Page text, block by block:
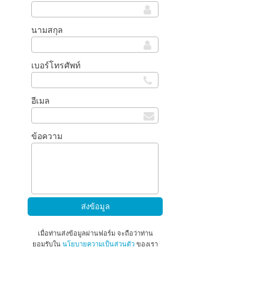
นามสกุล
เบอร์โทรศัพท์
อีเมล
ข้อความ
เมื่อท่านส่งข้อมูลผ่านฟอร์ม จะถือว่าท่าน
ยอมรับใน นโยบายความเป็นส่วนตัวของเรา